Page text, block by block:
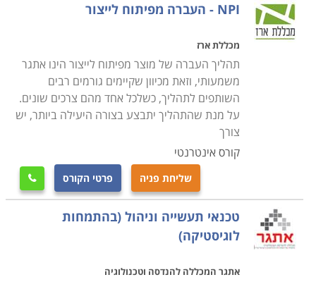
NPI - העברה מפיתוח לייצור
מכללת ארז
תהליך העברה של מוצר מפיתוח לייצור הינו אתגר
משמעותי, וזאת מכיוון שקיימים גורמים רבים
השותפים לתהליך, כשלכל אחד מהם צרכים שונים.
על מנת שהתהליך יתבצע בצורה היעילה ביותר, יש
צורך
קורס אינטרנטי
שליחת פניה פרטי הקורס 
טכנאי תעשייה וניהול (בהתמחות
לוגיסטיקה)
אתגר המכללה להנדסה וטכנולוגיה